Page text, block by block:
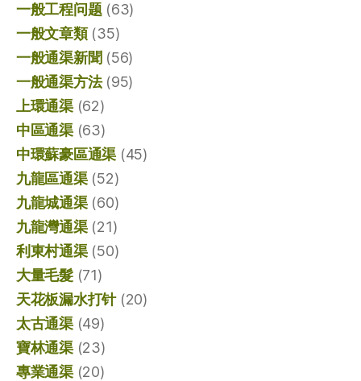
一般工程问题(63)
一般文章類(35)
一般通渠新聞 (56)
一般通渠方法(95)
上環通渠(62)
中區通渠(63)
中環蘇豪區通渠 (45)
九龍區通渠(52)
九龍城通渠(60)
九龍灣通渠(21)
利東村通渠(50)
大量毛髮(71)
天花板漏水打针(20)
太古通渠(49)
寶林通渠(23)
專業通渠(20)